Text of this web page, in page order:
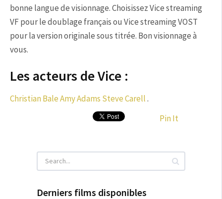
bonne langue de visionnage. Choisissez Vice streaming
VF pour le doublage français ou Vice streaming VOST
pour la version originale sous titrée. Bon visionnage à
vous.
Les acteurs de Vice :
Christian BaleAmy Adams Steve Carell.
Pin It
Derniers films disponibles